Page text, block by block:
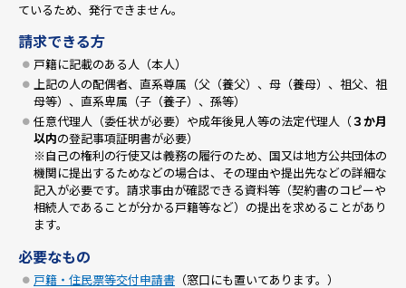
ているため、発行できません。
請求できる方
戸籍に記載のある人（本人）
上記の人の配偶者、直系尊属（父（養父）、母（養母）、祖父、祖
母等）、直系卑属（子（養子）、孫等）
任意代理人（委任状が必要）や成年後見人等の法定代理人（３か月
以内の登記事項証明書が必要）
※自己の権利の行使又は義務の履行のため、国又は地方公共団体の
機関に提出するためなどの場合は、その理由や提出先などの詳細な
記入が必要です。請求事由が確認できる資料等（契約書のコピーや
相続人であることが分かる戸籍等など）の提出を求めることがあり
ます。
必要なもの
戸籍・住民票等交付申請書 （窓口にも置いてあります。）